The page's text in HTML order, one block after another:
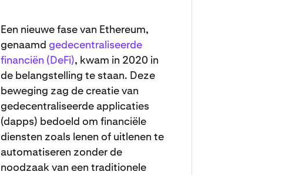
Een nieuwe fase van Ethereum,
genaamd gedecentraliseerde
financiën (DeFi), kwam in 2020 in
de belangstelling te staan. Deze
beweging zag de creatie van
gedecentraliseerde applicaties
(dapps) bedoeld om financiële
diensten zoals lenen of uitlenen te
automatiseren zonder de
noodzaak van een traditionele